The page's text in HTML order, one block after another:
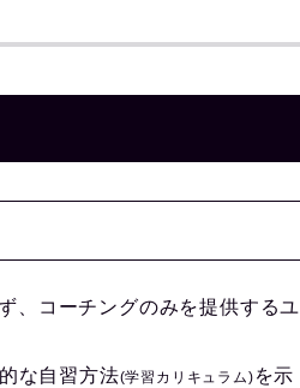
、コーチングのみを提供するユ
な自習方法(学習カリキュラム) を示